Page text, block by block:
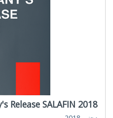
Release SALAFIN 2018